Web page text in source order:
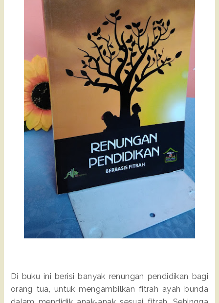
Di buku ini berisi banyak renungan pendidikan bagi
orang tua, untuk mengambilkan fitrah ayah bunda